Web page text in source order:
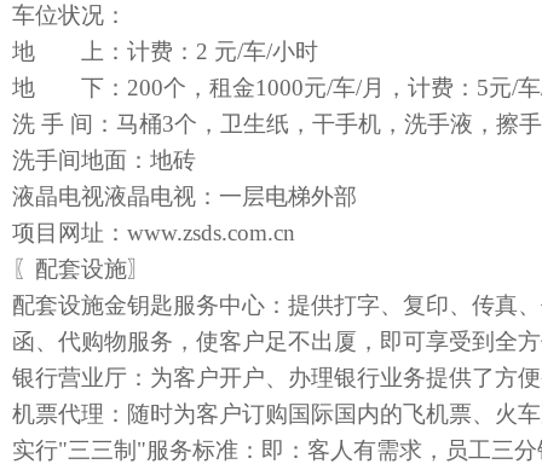
车位状况：
地 上：计费：2 元/车/小时
地 下：200个，租金1000元/车/月，计费：5元/
洗 手 间：马桶3个，卫生纸，干手机，洗手液，擦
洗手间地面：地砖
液晶电视液晶电视：一层电梯外部
项目网址：www.zsds.com.cn
〖配套设施〗
配套设施金钥匙服务中心：提供打字、复印、传真
函、代购物服务，使客户足不出厦，即可享受到全
银行营业厅：为客户开户、办理银行业务提供了方
机票代理：随时为客户订购国际国内的飞机票、火
实行"三三制"服务标准：即：客人有需求，员工三